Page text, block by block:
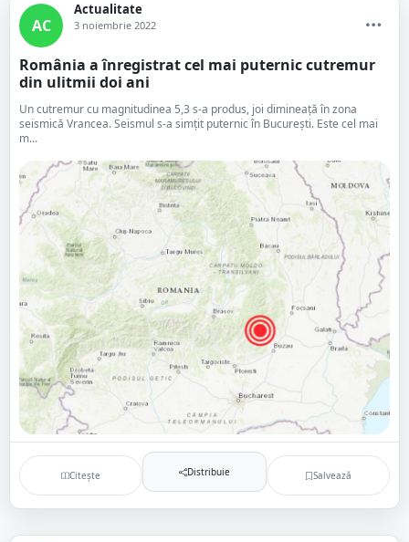
AC
Actualitate
3 noiembrie 2022
România a înregistrat cel mai puternic cutremur
din ulitmii doi ani
Un cutremur cu magnitudinea 5,3 s-a produs, joi dimineață în zona
seismică Vrancea. Seismul s-a simțit puternic în București. Este cel mai
m...
Citește Distribuie Salvează